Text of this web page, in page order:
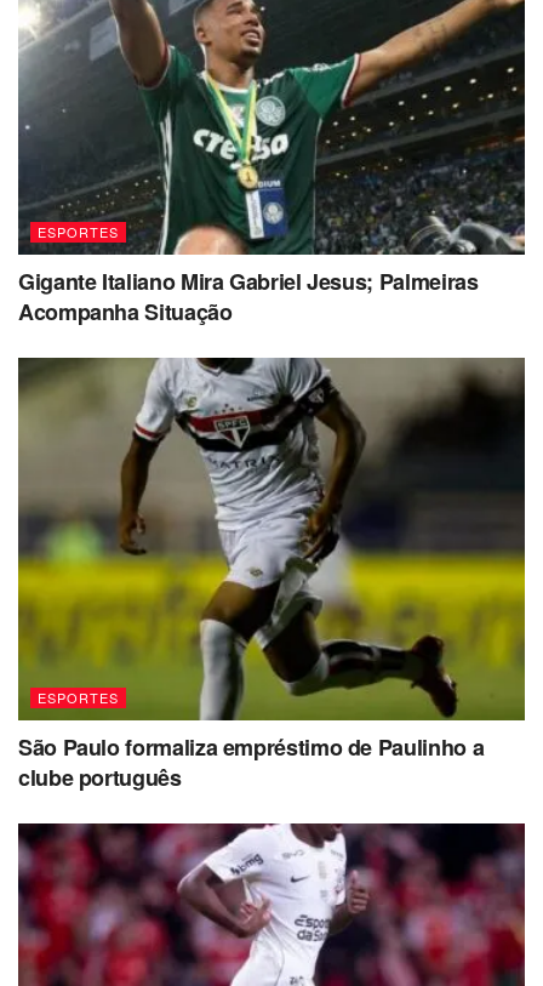
ESPORTES
Gigante Italiano Mira Gabriel Jesus; Palmeiras
Acompanha Situação
ESPORTES
São Paulo formaliza empréstimo de Paulinho a
clube português